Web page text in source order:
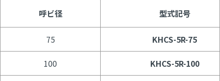
呼ビ径 型式記号
75 KHCS-5R-75
100 KHCS-5R-100